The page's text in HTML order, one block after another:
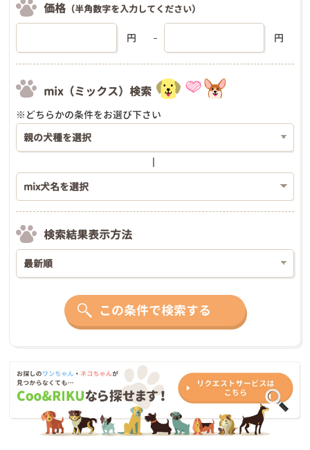
価格 （半角数字を入力してください）
円 円
mix（ミックス）検索
※どちらかの条件をお選び下さい
検索結果表示方法
この条件で検索する